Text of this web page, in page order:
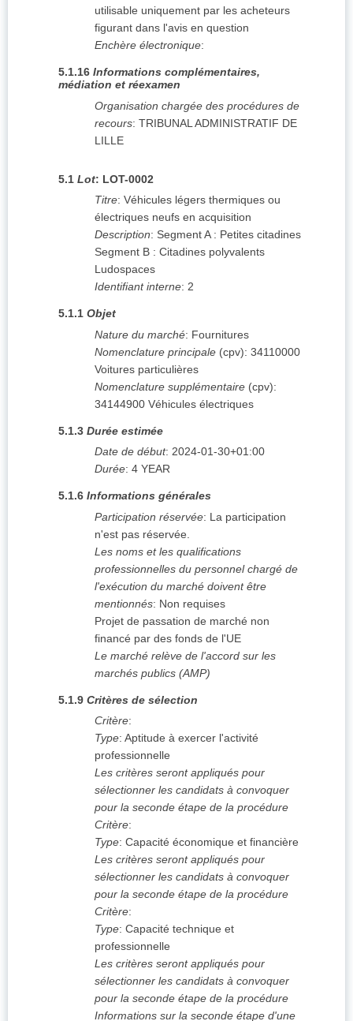
utilisable uniquement par les acheteurs
figurant dans l'avis en question
Enchère électronique:
5.1.16 Informations complémentaires,
médiation et réexamen
Organisation chargée des procédures de
recours: TRIBUNAL ADMINISTRATIF DE
LILLE
5.1 Lot: LOT-0002
Titre: Véhicules légers thermiques ou
électriques neufs en acquisition
Description: Segment A : Petites citadines
Segment B : Citadines polyvalents
Ludospaces
Identifiant interne: 2
5.1.1 Objet
Nature du marché: Fournitures
Nomenclature principale (cpv): 34110000
Voitures particulières
Nomenclature supplémentaire (cpv):
34144900 Véhicules électriques
5.1.3 Durée estimée
Date de début: 2024-01-30+01:00
Durée: 4 YEAR
5.1.6 Informations générales
Participation réservée: La participation
n'est pas réservée.
Les noms et les qualifications
professionnelles du personnel chargé de
l'exécution du marché doivent être
mentionnés: Non requises
Projet de passation de marché non
financé par des fonds de l'UE
Le marché relève de l'accord sur les
marchés publics (AMP)
5.1.9 Critères de sélection
Critère:
Type: Aptitude à exercer l'activité
professionnelle
Les critères seront appliqués pour
sélectionner les candidats à convoquer
pour la seconde étape de la procédure
Critère:
Type: Capacité économique et financière
Les critères seront appliqués pour
sélectionner les candidats à convoquer
pour la seconde étape de la procédure
Critère:
Type: Capacité technique et
professionnelle
Les critères seront appliqués pour
sélectionner les candidats à convoquer
pour la seconde étape de la procédure
Informations sur la seconde étape d'une